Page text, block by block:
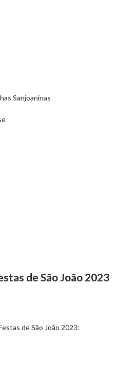
Sanjoaninas
de São João 2023
de São João 2023: